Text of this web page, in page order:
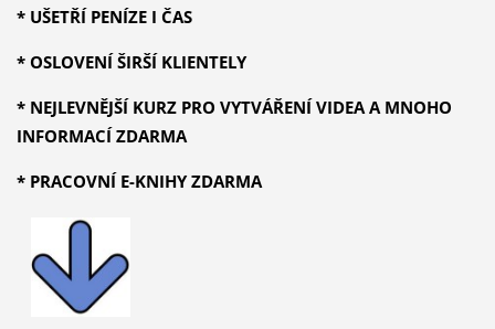
* UŠETŘÍ PENÍZE I ČAS
* OSLOVENÍ ŠIRŠÍ KLIENTELY
* NEJLEVNĚJŠÍ KURZ PRO VYTVÁŘENÍ VIDEA A MNOHO
INFORMACÍ ZDARMA
* PRACOVNÍ E-KNIHY ZDARMA